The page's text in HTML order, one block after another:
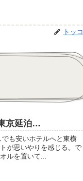
トッコ
京延泊…
も安いホテルへと東横
が思いやりを感じる。で
ルを置いて...